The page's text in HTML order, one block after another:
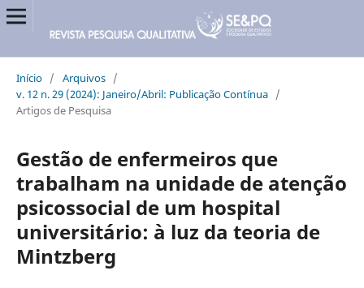
Início / Arquivos /
v. 12 n. 29 (2024): Janeiro/Abril: Publicação Contínua /
Artigos de Pesquisa
Gestão de enfermeiros que
trabalham na unidade de atenção
psicossocial de um hospital
universitário: à luz da teoria de
Mintzberg